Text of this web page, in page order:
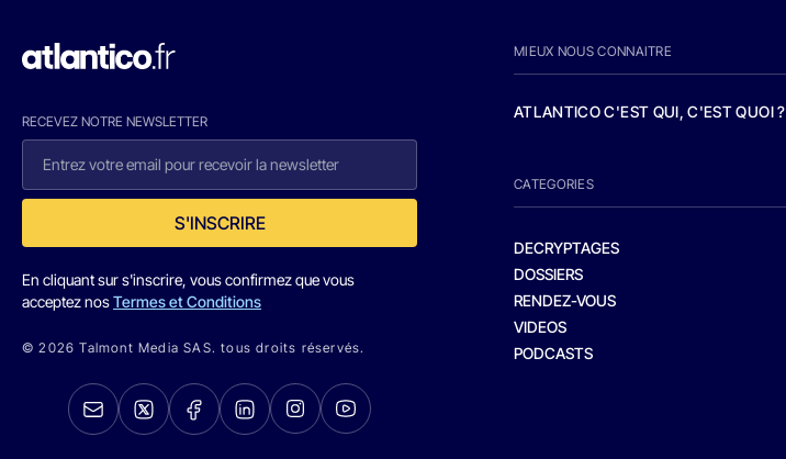
RECEVEZ NOTRE NEWSLETTER
S'INSCRIRE
En cliquant sur s'inscrire, vous confirmez que vous
acceptez nosTermes et Conditions
© 2026 Talmont Media SAS. tous droits réservés.
MIEUX NOUS CONNAITRE
ATLANTICO C'EST QUI, C'EST QUOI ?
CATEGORIES
DECRYPTAGES
DOSSIERS
RENDEZ-VOUS
VIDEOS
PODCASTS